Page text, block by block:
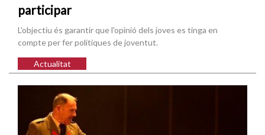
participar
L'objectiu és garantir que l'opinió dels joves es tinga en
compte per fer polítiques de joventut.
Actualitat